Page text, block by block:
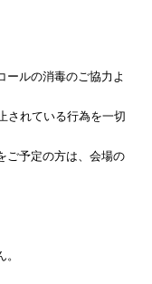
ールの消毒のご協力よ
されている行為を一切
ご予定の方は、会場の